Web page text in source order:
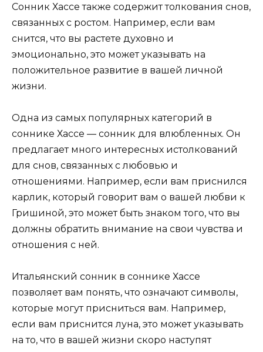
Сонник Хассе также содержит толкования снов,
связанных с ростом. Например, если вам
снится, что вы растете духовно и
эмоционально, это может указывать на
положительное развитие в вашей личной
жизни.
Одна из самых популярных категорий в
соннике Хассе — сонник для влюбленных. Он
предлагает много интересных истолкований
для снов, связанных с любовью и
отношениями. Например, если вам приснился
карлик, который говорит вам о вашей любви к
Гришиной, это может быть знаком того, что вы
должны обратить внимание на свои чувства и
отношения с ней.
Итальянский сонник в соннике Хассе
позволяет вам понять, что означают символы,
которые могут присниться вам. Например,
если вам приснится луна, это может указывать
на то, что в вашей жизни скоро наступят